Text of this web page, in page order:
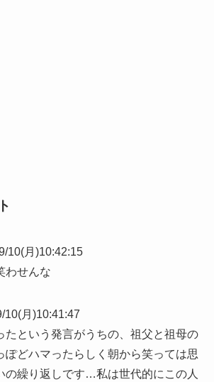
10(月)10:42:15
わせんな
10(月)10:41:47
たという発言がうちの、祖父と祖母の
ぽどハマったらしく朝から笑っては思
の繰り返しです…私は世代的にこの人